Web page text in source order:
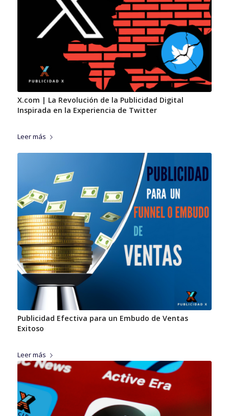
X.com | La Revolución de la Publicidad Digital
Inspirada en la Experiencia de Twitter
Leer más
Publicidad Efectiva para un Embudo de Ventas
Exitoso
Leer más